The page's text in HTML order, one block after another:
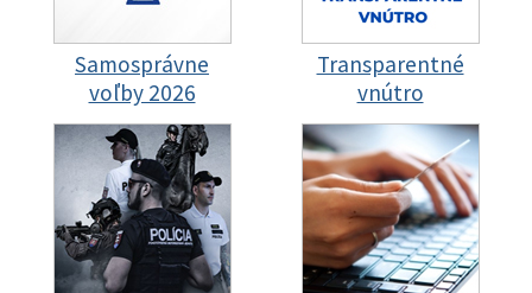
Samosprávne
voľby 2026
Transparentné
vnútro